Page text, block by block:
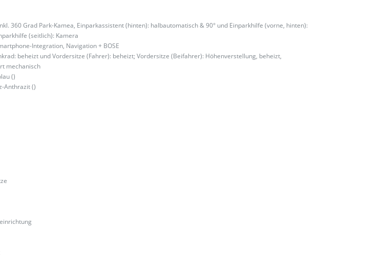
360 Grad Park-Kamea, Einparkassistent (hinten): halbautomatisch & 90° und Einparkhilfe (vorne, hinten):
(seitlich): Kamera
Integration, Navigation + BOSE
beheizt und Vordersitze (Fahrer): beheizt; Vordersitze (Beifahrer): Höhenverstellung, beheizt,
mechanisch
()
Anthrazit ()